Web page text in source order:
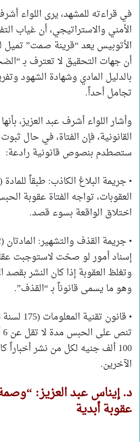
في قراءته للمشهد، يرى اللواء
الأمني والاستراتيجي، أن غياب
الأتوبيس يعد “قرينة صمت” تميل
أن جهات التحقيق لا تعترف بـ
بالدليل المادي وشهادة الشهود
تجامل أحداً.
وأشار اللواء أشرف عبد العزيز،
القانونية، فإن الفتاة، في حال
ستصطدم بنصوص قانونية رادعة:
العقوبات، تواجه الفتاة عقوبة
اختلاق الواقعة بسوء قصد.
إسناد أمور لو صحّت لاستوجبت
وتغلظ العقوبة إذا كان النشر بقصد
وهو ما يسمى قانوناً بـ “القذف”.
100 ألف جنيه لكل من نشر
الآخرين.
د. إيناس عبد العزيز: “وصمة
عقوبة أبدية